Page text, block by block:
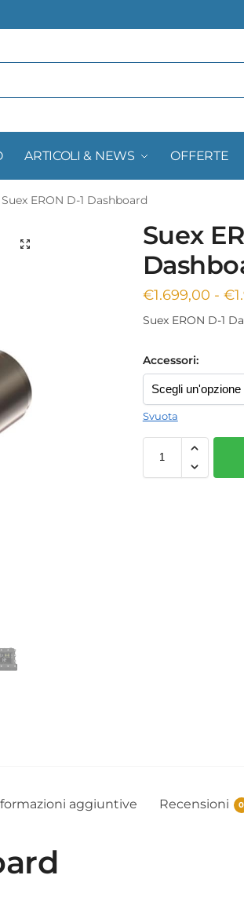
ARTICOLI & NEWS OFFERTE
Suex ERON D-1 Dashboard
Suex
€1.699,00 - €
Suex ERON D-1
Accessori:
Svuota
aggiuntive Recensioni 0